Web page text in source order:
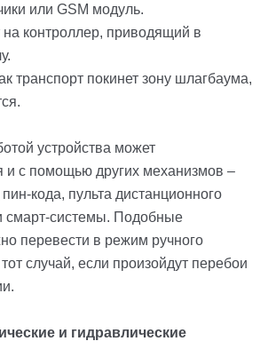
или GSM модуль.
на контроллер, приводящий в
транспорт покинет зону шлагбаума,
устройства может
и с помощью других механизмов –
кода, пульта дистанционного
смарт-системы. Подобные
перевести в режим ручного
случай, если произойдут перебои
и гидравлические